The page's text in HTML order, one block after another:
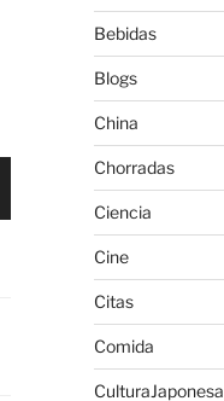
Bebidas
Blogs
China
Chorradas
Ciencia
Cine
Citas
Comida
CulturaJaponesa